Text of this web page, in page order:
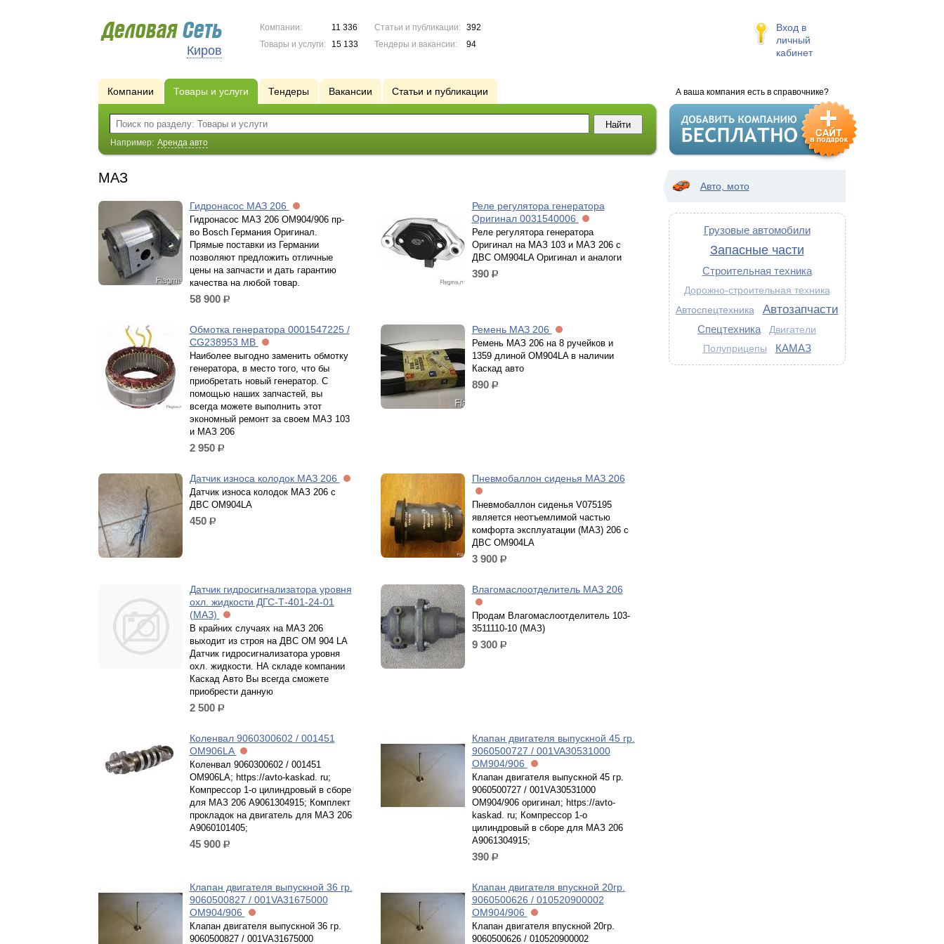
Киров
Компании:
11 336
Товары и услуги:
15 133
Статьи и публикации:
392
Тендеры и вакансии:
94
Вход в
личный
кабинет
А ваша компания есть в справочнике?
Компании Товары и услуги Тендеры Вакансии Статьи и публикации
Например: Аренда авто
МАЗ
Гидронасос МАЗ 206
Гидронасос МАЗ 206 ОМ904/906 пр-
во Bosch Германия Оригинал.
Прямые поставки из Германии
позволяют предложить отличные
цены на запчасти и дать гарантию
качества на любой товар.
58 900 р.
Реле регулятора генератора
Оригинал 0031540006
Реле регулятора генератора
Оригинал на МАЗ 103 и МАЗ 206 с
ДВС OM904LA Оригинал и аналоги
390 р.
Обмотка генератора 0001547225 /
CG238953 МВ
Наиболее выгодно заменить обмотку
генератора, в место того, что бы
приобретать новый генератор. С
помощью наших запчастей, вы
всегда можете выполнить этот
экономный ремонт за своем МАЗ 103
и МАЗ 206
2 950 р.
Ремень МАЗ 206
Ремень МАЗ 206 на 8 ручейков и
1359 длиной OM904LA в наличии
Каскад авто
890 р.
Датчик износа колодок МАЗ 206
Датчик износа колодок МАЗ 206 c
ДВС OM904LA
450 р.
Пневмобаллон сиденья МАЗ 206
Пневмобаллон сиденья V075195
является неотъемлимой частью
комфорта эксплуатации (МАЗ) 206 с
ДВС OM904LA
3 900 р.
Датчик гидросигнализатора уровня
охл. жидкости ДГС-Т-401-24-01
(МАЗ)
В крайних случаях на МАЗ 206
выходит из строя на ДВС OM 904 LA
Датчик гидросигнализатора уровня
охл. жидкости. НА складе компании
Каскад Авто Вы всегда сможете
приобрести данную
2 500 р.
Влагомаслоотделитель МАЗ 206
Продам Влагомаслоотделитель 103-
3511110-10 (МАЗ)
9 300 р.
Коленвал 9060300602 / 001451
ОМ906LA
Коленвал 9060300602 / 001451
ОМ906LA; https://avto-kaskad. ru;
Компрессор 1-о цилиндровый в сборе
для МАЗ 206 A9061304915; Комплект
прокладок на двигатель для МАЗ 206
A9060101405;
45 900 р.
Клапан двигателя выпускной 45 гр.
9060500727 / 001VA30531000
ОМ904/906
Клапан двигателя выпускной 45 гр.
9060500727 / 001VA30531000
ОМ904/906 оригинал; https://avto-
kaskad. ru; Компрессор 1-о
цилиндровый в сборе для МАЗ 206
A9061304915;
390 р.
Клапан двигателя выпускной 36 гр.
9060500827 / 001VA31675000
ОМ904/906
Клапан двигателя выпускной 36 гр.
9060500827 / 001VA31675000
Клапан двигателя впускной 20гр.
9060500626 / 010520900002
ОМ904/906
Клапан двигателя впускной 20гр.
9060500626 / 010520900002
Авто, мото
Грузовые автомобили
Запасные части
Строительная техника
Дорожно-строительная техника
Автоспецтехника Автозапчасти
Спецтехника
Двигатели
Полуприцепы
КАМАЗ